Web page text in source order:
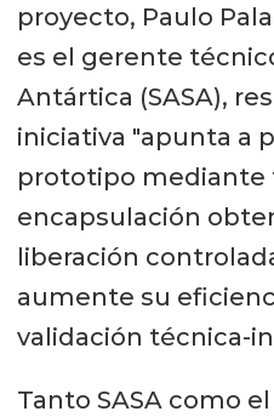
proyecto, Paulo
es el gerente
Antártica (SASA),
iniciativa "apunta a
prototipo mediante
encapsulación
liberación
aumente su
validación técnica-
Tanto SASA como